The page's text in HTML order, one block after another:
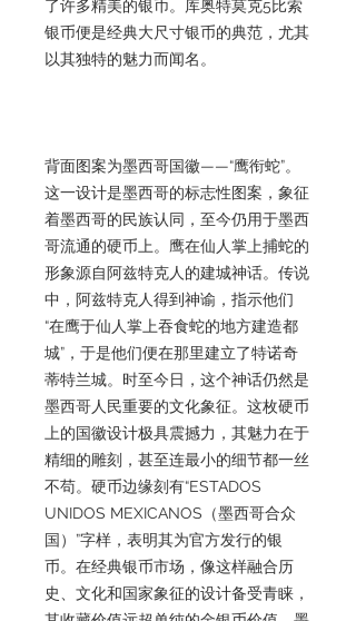
了许多精美的银币。库奥特莫克5比索
银币便是经典大尺寸银币的典范，尤其
以其独特的魅力而闻名。
背面图案为墨西哥国徽——“鹰衔蛇”。
这一设计是墨西哥的标志性图案，象征
着墨西哥的民族认同，至今仍用于墨西
哥流通的硬币上。鹰在仙人掌上捕蛇的
形象源自阿兹特克人的建城神话。传说
中，阿兹特克人得到神谕，指示他们
“在鹰于仙人掌上吞食蛇的地方建造都
城”，于是他们便在那里建立了特诺奇
蒂特兰城。时至今日，这个神话仍然是
墨西哥人民重要的文化象征。这枚硬币
上的国徽设计极具震撼力，其魅力在于
精细的雕刻，甚至连最小的细节都一丝
不苟。硬币边缘刻有“ESTADOS
UNIDOS MEXICANOS（墨西哥合众
国）”字样，表明其为官方发行的银
币。在经典银币市场，像这样融合历
史、文化和国家象征的设计备受青睐，